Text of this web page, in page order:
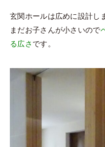
玄関ホールは広めに設計し
まだお子さんが小さいので
る広さ です。